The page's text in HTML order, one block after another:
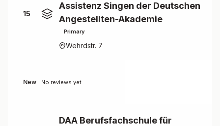
15
Assistenz Singen der Deutschen
Angestellten-Akademie
Primary
Wehrdstr. 7
New No reviews yet
DAA Berufsfachschule für